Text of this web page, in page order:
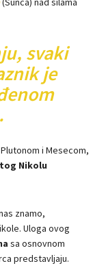
svaki
je
i Mesecom,
Nikolu
znamo,
Uloga ovog
sa osnovnom
predstavljaju.